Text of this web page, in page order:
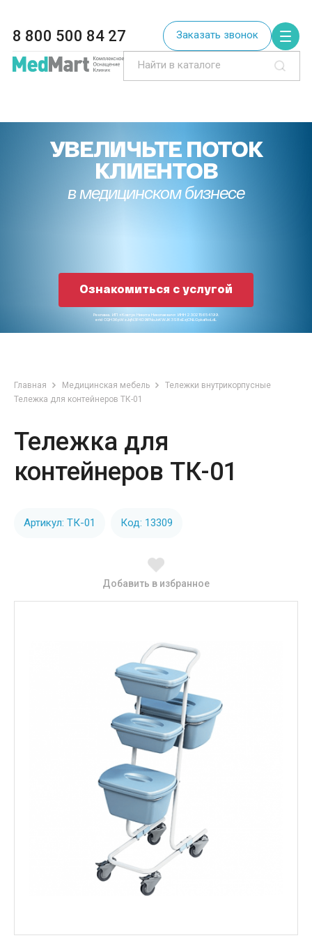
8 800 500 84 27 Заказать звонок
УВЕЛИЧЬТЕ ПОТОК
КЛИЕНТОВ
в медицинском бизнесе
Ознакомиться с услугой
Реклама. ИП «Ковтун Никита Николаевич» ИНН 230215654199.
erid CQH36pWzJqN3F4D9iFNoJoKWJK3S8xEzjCNLGpkafkoLdL
Главная Медицинская мебель
Тележки внутрикорпусные
Тележка для контейнеров ТК-01
Тележка для
контейнеров ТК-01
Артикул: ТК-01 Код: 13309
Добавить в избранное